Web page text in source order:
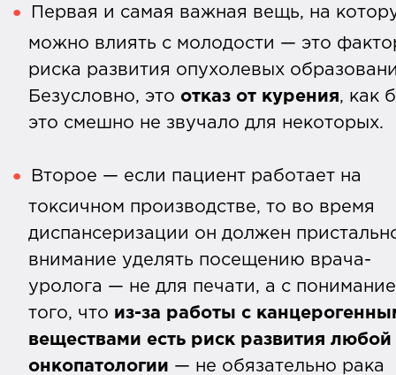
Первая и самая важная вещь, на
можно влиять с молодости — это
риска развития опухолевых
Безусловно, это отказ от курения, как
это смешно не звучало для некоторых.
Второе — если пациент работает на
токсичном производстве, то во время
диспансеризации он должен
внимание уделять посещению врача-
уролога — не для печати, а с
того, что из-за работы с
веществами есть риск развития любой
онкопатологии — не обязательно рака